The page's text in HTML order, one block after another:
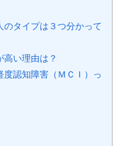
のタイプは３つ分かって
い理由は？
認知障害（ＭＣＩ）っ